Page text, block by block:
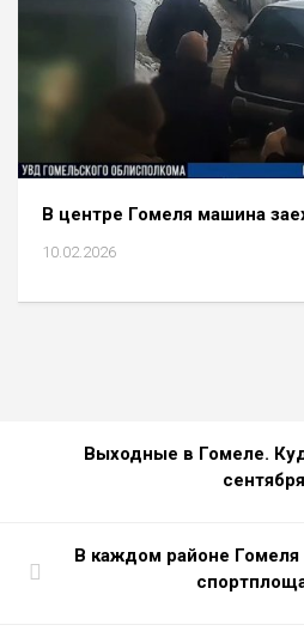
В центре Гомеля машина
10.02.2026
Выходные в Гомеле.
В каждом районе